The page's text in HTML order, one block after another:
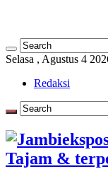
Selasa , Agustus 4
Redaksi
Tajam &